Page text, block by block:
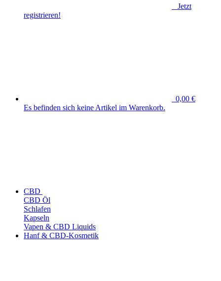
Jetzt
registrieren!
0,00 €
Es befinden sich keine Artikel im Warenkorb.
CBD
CBD Öl
Schlafen
Kapseln
Vapen & CBD Liquids
Hanf & CBD-Kosmetik